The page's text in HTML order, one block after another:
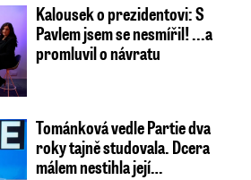
Kalousek o prezidentovi: S
Pavlem jsem se nesmířil! ...a
promluvil o návratu
Tománková vedle Partie dva
roky tajně studovala. Dcera
málem nestihla její…